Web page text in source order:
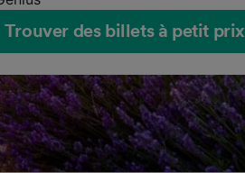
Trouver des billets à petit prix